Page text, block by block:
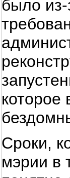
было из-
которое
Сроки,
мэрии в